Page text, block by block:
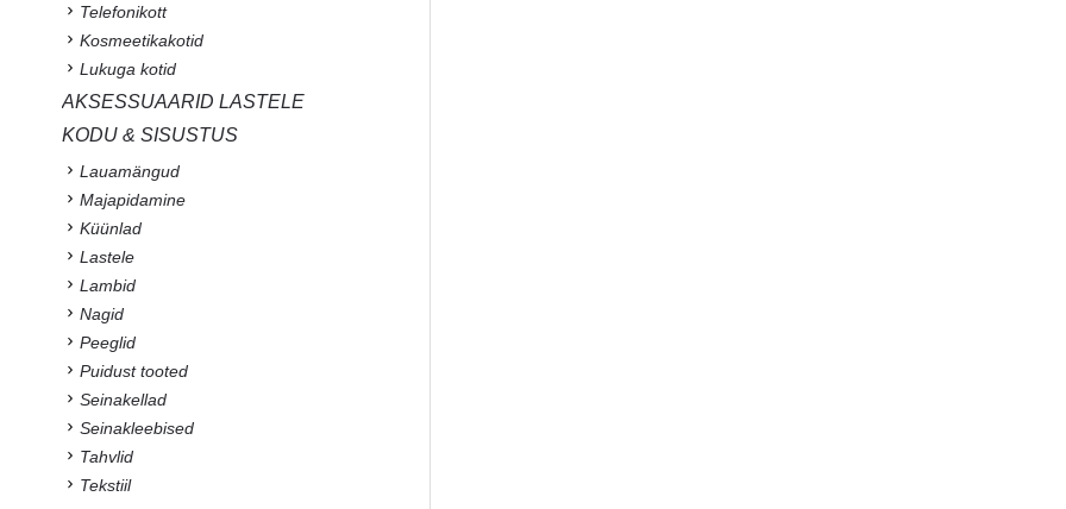
Telefonikott
Kosmeetikakotid
Lukuga kotid
AKSESSUAARID LASTELE
KODU & SISUSTUS
Lauamängud
Majapidamine
Küünlad
Lastele
Lambid
Nagid
Peeglid
Puidust tooted
Seinakellad
Seinakleebised
Tahvlid
Tekstiil